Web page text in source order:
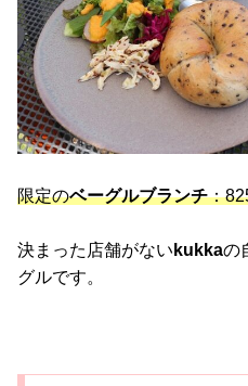
限定のベーグルブランチ：
決まった店舗がない kukkaの
グルです。